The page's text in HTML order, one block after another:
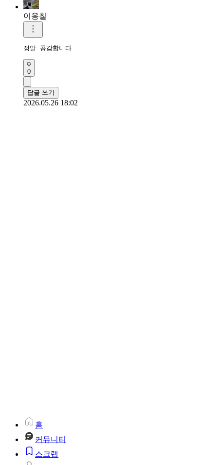
이응칠
정말 공감합니다
0
답글 쓰기
2026.05.26 18:02
홈
커뮤니티
스크랩